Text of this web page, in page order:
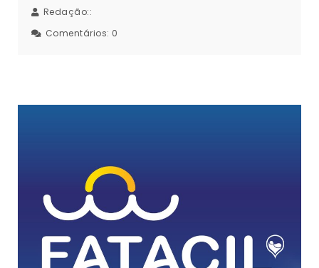
Redação::
Comentários: 0